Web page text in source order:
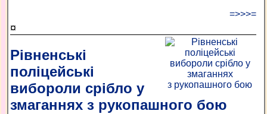
=>>>=
¤
Рівненські
поліцейські
вибороли срібло у
змаганнях з рукопашного бою